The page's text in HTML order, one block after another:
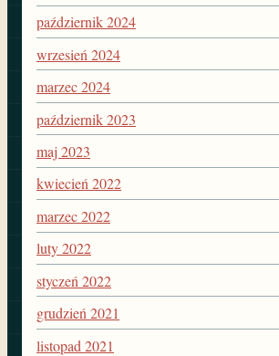
październik 2024
wrzesień 2024
marzec 2024
październik 2023
maj 2023
kwiecień 2022
marzec 2022
luty 2022
styczeń 2022
grudzień 2021
listopad 2021